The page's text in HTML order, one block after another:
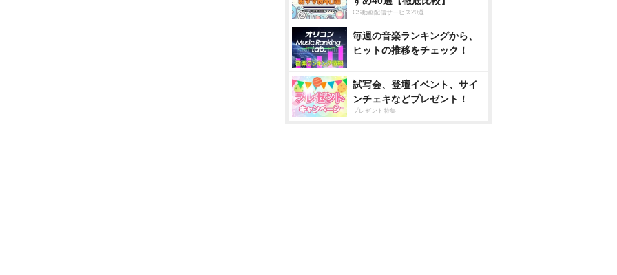
CS動画配信サービス20選
毎週の音楽ランキングから、
ヒットの推移をチェック！
試写会、登壇イベント、サイ
ンチェキなどプレゼント！
プレゼント特集